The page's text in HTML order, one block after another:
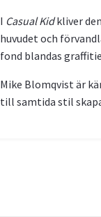
I Casual Kidkliver
huvudet och
fond blandas
Mike Blomqvist är
till samtida stil